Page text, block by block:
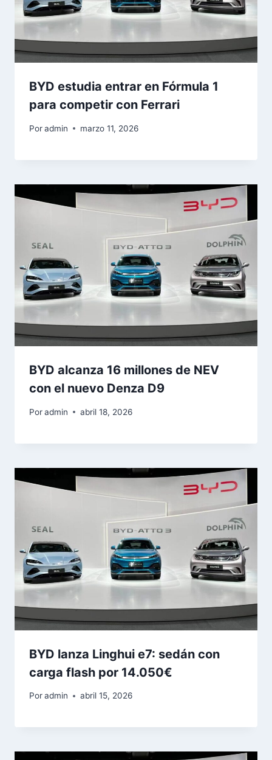
BYD estudia entrar en Fórmula 1
para competir con Ferrari
Poradmin marzo 11, 2026
BYD alcanza 16 millones de NEV
con el nuevo Denza D9
Poradmin abril 18, 2026
BYD lanza Linghui e7: sedán con
carga flash por 14.050€
Poradmin abril 15, 2026